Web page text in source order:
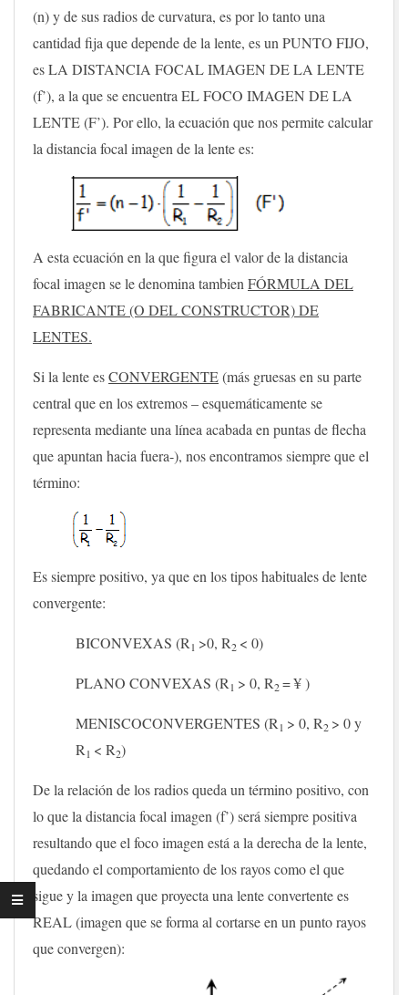
(n) y de sus radios de curvatura, es por lo tanto una
cantidad fija que depende de la lente, es un PUNTO FIJO,
es LA DISTANCIA FOCAL IMAGEN DE LA LENTE
(f’), a la que se encuentra EL FOCO IMAGEN DE LA
LENTE (F’). Por ello, la ecuación que nos permite calcular
la distancia focal imagen de la lente es:
A esta ecuación en la que figura el valor de la distancia
focal imagen se le denomina tambien FÓRMULA DEL
FABRICANTE (O DEL CONSTRUCTOR) DE
LENTES.
Si la lente esCONVERGENTE(más gruesas en su parte
central que en los extremos – esquemáticamente se
representa mediante una línea acabada en puntas de flecha
que apuntan hacia fuera-), nos encontramos siempre que el
término:
Es siempre positivo, ya que en los tipos habituales de lente
convergente:
BICONVEXAS (R 1 >0, R2 < 0)
PLANO CONVEXAS (R 1 > 0, R2=¥)
MENISCOCONVERGENTES (R 1 > 0, R2 > 0 y
R 1 < R2)
De la relación de los radios queda un término positivo, con
lo que la distancia focal imagen (f’) será siempre positiva
resultando que el foco imagen está a la derecha de la lente,
quedando el comportamiento de los rayos como el que
sigue y la imagen que proyecta una lente convertente es
REAL (imagen que se forma al cortarse en un punto rayos
que convergen):